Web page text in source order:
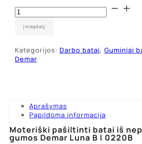
produkto
kiekis:
Auliniai
EVA
Demar
Į krepšelį
Kategorijos: Darbo batai, Guminiai
Demar
Aprašymas
Papildoma informacija
Moteriški pašiltinti batai iš
gumos Demar Luna B | 0220B